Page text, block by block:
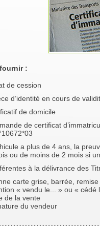
:
de cession
d’identité en cours de
de domicile
de certificat
a plus de 4 ans, la
ou de moins de 2 mois si
à la délivrance des
carte grise, barrée,
« vendu le... » ou «
de la vente
du vendeur